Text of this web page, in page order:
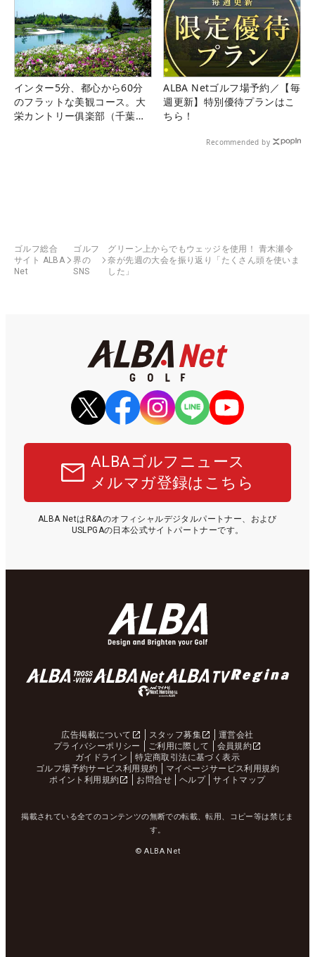
インター5分、都心から60分
のフラットな美観コース。大
栄カントリー俱楽部（千葉
ALBA Netゴルフ場予約／【毎
週更新】特別優待プランはこ
ちら！
Recommended by
ゴルフ総合
サイト ALBA
Net
ゴルフ
界の
SNS
グリーン上からでもウェッジを使用！ 青木瀬令
奈が先週の大会を振り返り「たくさん頭を使いま
した」
ALBAゴルフニュース
メルマガ登録はこちら
ALBA NetはR&Aのオフィシャルデジタルパートナー、および
USLPGAの日本公式サイトパートナーです。
広告掲載について スタッフ募集
運営会社
プライバシーポリシー
ご利用に際して
会員規約
ガイドライン
特定商取引法に基づく表示
ゴルフ場予約サービス利用規約
マイページサービス利用規約
ポイント利用規約
お問合せ ヘルプ サイトマップ
掲載されている全てのコンテンツの無断での転載、転用、コピー等は禁じま
す。
© ALBA Net